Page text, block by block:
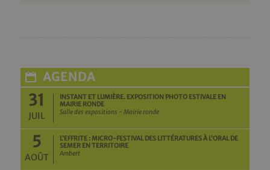
AGENDA
31
JUIL
INSTANT ET LUMIÈRE. EXPOSITION PHOTO ESTIVALE EN
MAIRIE RONDE
Salle des expositions - Mairie ronde
5
AOÛT
L’EFFRITE : MICRO-FESTIVAL DES LITTÉRATURES À L’ORAL DE
SEMER EN TERRITOIRE
Ambert